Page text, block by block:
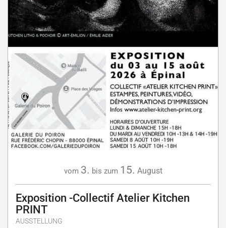
vom 3. bis zum 15. August
Exposition -Collectif Atelier Kitchen
PRINT
AUSSTELLUNG